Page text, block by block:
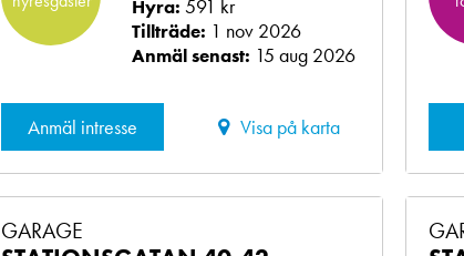
Hyra: 591 kr
Tillträde: 1 nov 2026
Anmäl senast: 15 aug 2026
Anmäl intresse Visa på karta
GARAGE